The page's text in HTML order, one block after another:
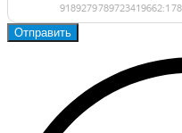
Отправить